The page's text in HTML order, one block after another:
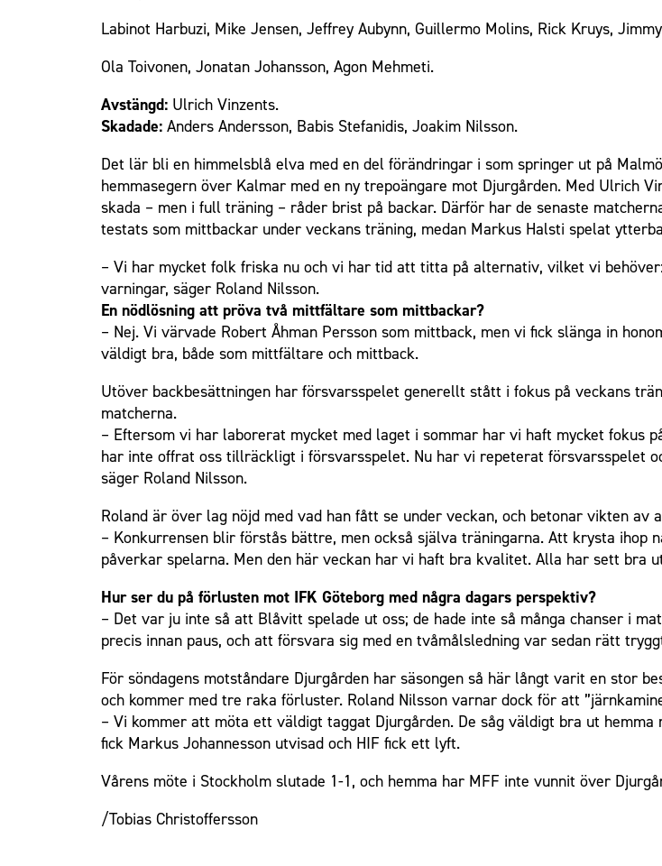
Om Malmö FF
Labinot Harbuzi, Mike Jensen, Jeffrey Aubynn, Guillermo Molins, Rick Kruys,
Ola Toivonen, Jonatan Johansson, Agon Mehmeti.
Avstängd: Ulrich Vinzents.
Skadade: Anders Andersson, Babis Stefanidis, Joakim Nilsson.
Det lär bli en himmelsblå elva med en del förändringar i som springer ut på
hemmasegern över Kalmar med en ny trepoängare mot Djurgården. Med Ulrich
skada – men i full träning – råder brist på backar. Därför har de senaste
testats som mittbackar under veckans träning, medan Markus Halsti spelat
– Vi har mycket folk friska nu och vi har tid att titta på alternativ, vilket vi
varningar, säger Roland Nilsson.
En nödlösning att pröva två mittfältare som mittbackar?
– Nej. Vi värvade Robert Åhman Persson som mittback, men vi fick slänga in
väldigt bra, både som mittfältare och mittback.
Utöver backbesättningen har försvarsspelet generellt stått i fokus på veckans
matcherna.
– Eftersom vi har laborerat mycket med laget i sommar har vi haft mycket fokus
har inte offrat oss tillräckligt i försvarsspelet. Nu har vi repeterat försvarsspelet
säger Roland Nilsson.
Roland är över lag nöjd med vad han fått se under veckan, och betonar vikten av
– Konkurrensen blir förstås bättre, men också själva träningarna. Att krysta
påverkar spelarna. Men den här veckan har vi haft bra kvalitet. Alla har sett bra
Hur ser du på förlusten mot IFK Göteborg med några dagars perspektiv?
– Det var ju inte så att Blåvitt spelade ut oss; de hade inte så många chanser i
precis innan paus, och att försvara sig med en tvåmålsledning var sedan rätt
För söndagens motståndare Djurgården har säsongen så här långt varit en stor
och kommer med tre raka förluster. Roland Nilsson varnar dock för att
– Vi kommer att möta ett väldigt taggat Djurgården. De såg väldigt bra ut hemma
fick Markus Johannesson utvisad och HIF fick ett lyft.
Vårens möte i Stockholm slutade 1-1, och hemma har MFF inte vunnit över
/Tobias Christoffersson